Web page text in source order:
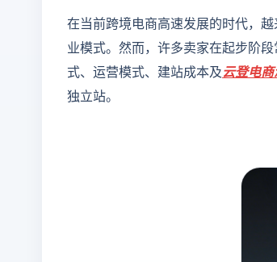
在当前跨境电商高速发展的时代，
业模式。然而，许多卖家在起步阶段
式、运营模式、建站成本及云登电
独立站。